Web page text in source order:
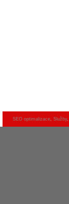
SEO optimalizace, Služby,